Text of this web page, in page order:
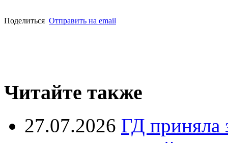
Поделиться Отправить на email
Читайте также
27.07.2026 ГД приняла